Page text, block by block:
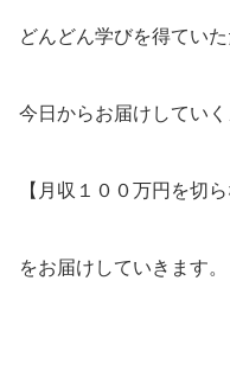
どんどん学びを得てい
今日からお届けしてい
【月収１００万円を切
をお届けしていきます。